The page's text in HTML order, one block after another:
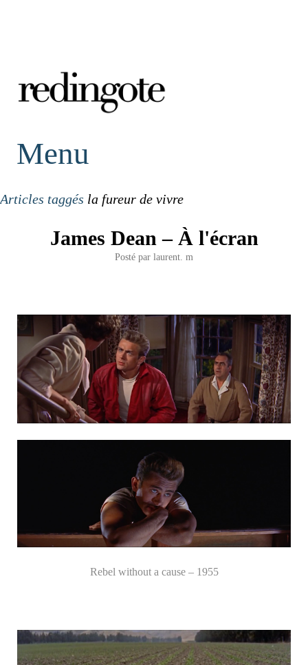
redingote.
Menu
Articles taggés la fureur de vivre
James Dean – À l'écran
Posté par laurent. m
Rebel without a cause – 1955